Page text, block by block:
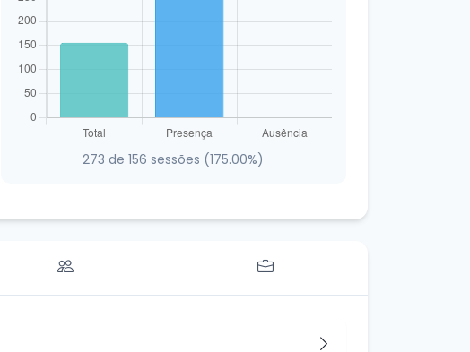
273 de 156 sessões (175.00%)